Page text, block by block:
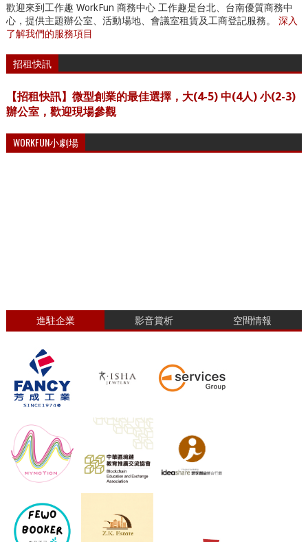
歡迎來到工作趣 WorkFun 商務中心 工作趣是台北、台南優質商務中
心，提供主題辦公室、活動場地、會議室租賃及工商登記服務。 深入
了解我們的服務項目
招租快訊
【招租快訊】微型創業的最佳選擇，大(4-5) 中(4人) 小(2-3)
辦公室，歡迎現場參觀
WORKFUN小劇場
進駐企業 影音賞析 空間情報